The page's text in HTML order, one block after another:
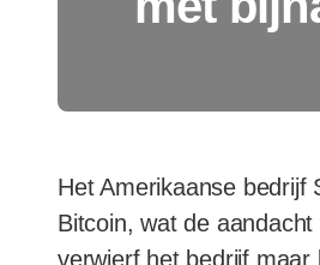
Het Amerikaanse bedrijf
Bitcoin, wat de
verwierf het bedrijf